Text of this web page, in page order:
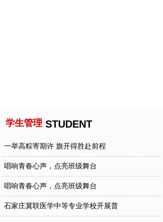
STUDENT
学生管理
一举高粽寄期许 旗开得胜赴前程
唱响青春心声，点亮班级舞台
唱响青春心声，点亮班级舞台
石家庄冀联医学中等专业学校开展普